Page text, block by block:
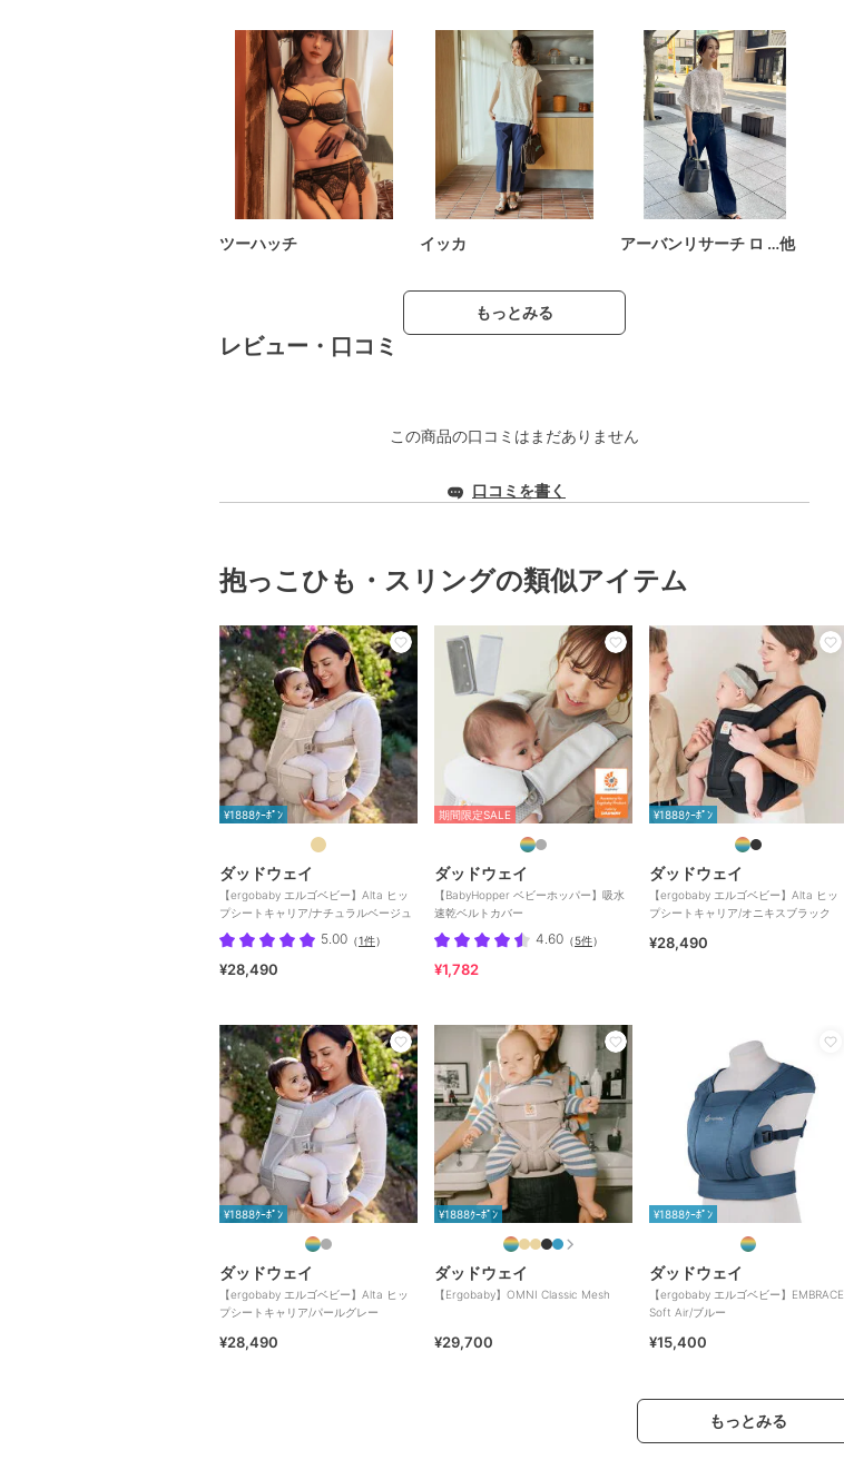
ツーハッチ イッカ アーバンリサーチ ロ …他
もっとみる
レビュー・口コミ
この商品の口コミはまだありません
口コミを書く
抱っこひも・スリングの類似アイテム
¥1888ｸｰﾎﾟﾝ
ダッドウェイ
【ergobaby エルゴベビー】Alta ヒッ
プシートキャリア/ナチュラルベージュ
5.00 （1件）
¥28,490
期間限定SALE
ダッドウェイ
【BabyHopper ベビーホッパー】吸水
速乾ベルトカバー
4.60 （5件）
¥1,782
¥1888ｸｰﾎﾟﾝ
ダッドウェイ
【ergobaby エルゴベビー】Alta ヒッ
プシートキャリア/オニキスブラック
¥28,490
¥1888ｸｰﾎﾟﾝ
ダッドウェイ
【ergobaby エルゴベビー】Alta ヒッ
プシートキャリア/パールグレー
¥28,490
¥1888ｸｰﾎﾟﾝ
ダッドウェイ
【Ergobaby】OMNI Classic Mesh
¥29,700
¥1888ｸｰﾎﾟﾝ
ダッドウェイ
【ergobaby エルゴベビー】EMBRACE
Soft Air/ブルー
¥15,400
もっとみる